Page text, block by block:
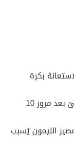
بكرة
يُغسل الوجه باستعمال الماء الدافئ بعد مرور 10
الليمون يُسبب